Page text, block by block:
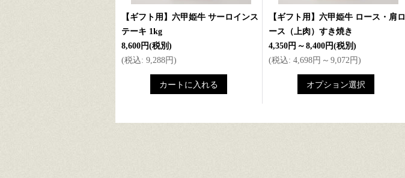
【ギフト用】六甲姫牛 サーロインス
テーキ 1kg
8,600円(税別)
(税込: 9,288円)
【ギフト用】六甲姫牛 ロース・肩ロ
ース（上肉）すき焼き
4,350円 ～ 8,400円(税別)
(税込: 4,698円 ～ 9,072円)